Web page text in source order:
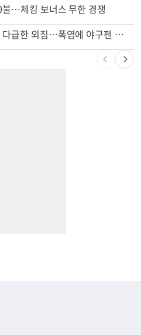
…체킹 보너스 무한 경쟁
“경기 중단시켜!” 심판진 다급한 외침…폭염에 야구팬 쓰러졌다